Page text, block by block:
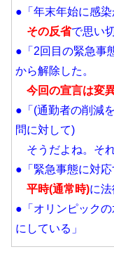
●「年末年始に感染
その反省で思い
●「2回目の緊急事
から解除した。
今回の宣言は変
●「(通勤者の削減
問に対して)
そうだよね。そ
●「緊急事態に対応
平時(通常時)に法
●「オリンピック
にしている」